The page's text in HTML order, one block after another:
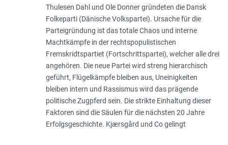
Thulesen Dahl und Ole Donner gründeten die Dansk
Folkeparti (Dänische Volkspartei). Ursache für die
Parteigründung ist das totale Chaos und interne
Machtkämpfe in der rechtspopulistischen
Fremskridtspartiet (Fortschrittspartei), welcher alle drei
angehören. Die neue Partei wird streng hierarchisch
geführt, Flügelkämpfe bleiben aus, Uneinigkeiten
bleiben intern und Rassismus wird das prägende
politische Zugpferd sein. Die strikte Einhaltung dieser
Faktoren sind die Säulen für die nächsten 20 Jahre
Erfolgsgeschichte. Kjærsgård und Co gelingt